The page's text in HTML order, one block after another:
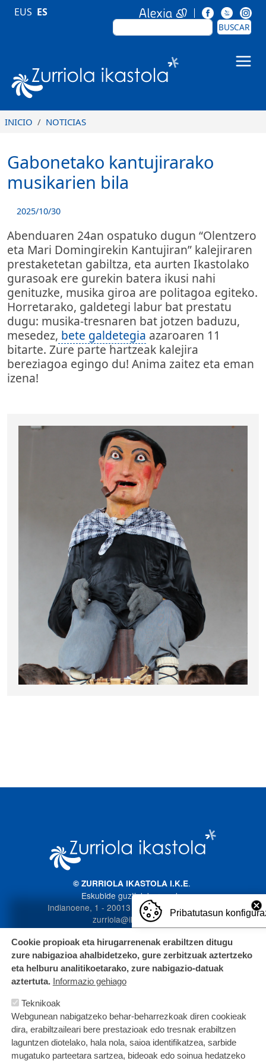
Pasar al contenido principal
BUSCAR
BUSCAR
EUS ES
INICIO NOTICIAS
Gabonetako kantujirarako
musikarien bila
2025/10/30
Abenduaren 24an ospatuko dugun “Olentzero
eta Mari Domingirekin Kantujiran” kalejiraren
prestaketetan gabiltza, eta aurten Ikastolako
gurasoak ere gurekin batera ikusi nahi
genituzke, musika giroa are politagoa egiteko.
Horretarako, galdetegi labur bat prestatu
dugu: musika-tresnaren bat jotzen baduzu,
mesedez, bete galdetegia azaroaren 11
bitarte. Zure parte hartzeak kalejira
bereziagoa egingo du! Anima zaitez eta eman
izena!
© ZURRIOLA IKASTOLA I.K.E.
Eskubide guztiak bere esku
Indianoene, 1 - 20013 Donostia. 943 272 587
zurriola@ikastola.eusPribatutasun
Cookie propioak eta hirugarrenenak erabiltzen ditugu
zure nabigazioa ahalbidetzeko, gure zerbitzuak aztertzeko
eta helburu analitikoetarako, zure nabigazio-datuak
aztertuta. Informazio gehiago
Teknikoak
Webgunean nabigatzeko behar-beharrezkoak diren cookieak
dira, erabiltzaileari bere prestazioak edo tresnak erabiltzen
laguntzen diotelako, hala nola, saioa identifikatzea, sarbide
mugatuko parteetara sartzea, bideoak edo soinua hedatzeko